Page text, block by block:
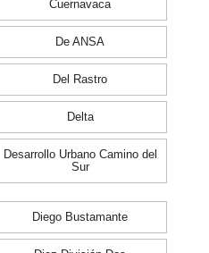
Cuernavaca
De ANSA
Del Rastro
Delta
Desarrollo Urbano Camino del
Sur
Diego Bustamante